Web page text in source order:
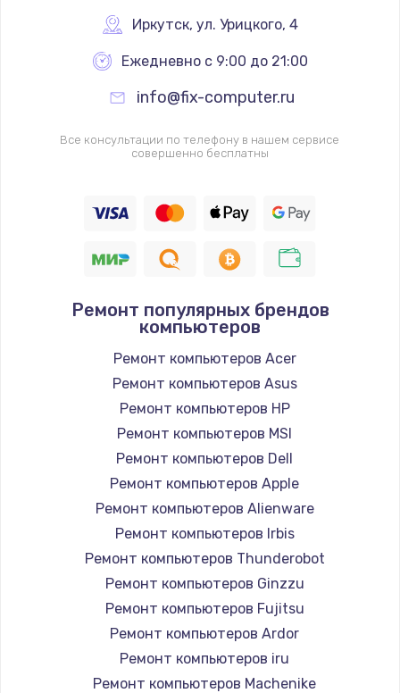
Иркутск, ул. Урицкого, 4
Ежедневно с 9:00 до 21:00
info@fix-computer.ru
Все консультации по телефону в нашем сервисе
совершенно бесплатны
Ремонт популярных брендов
компьютеров
Ремонт компьютеров Acer
Ремонт компьютеров Asus
Ремонт компьютеров HP
Ремонт компьютеров MSI
Ремонт компьютеров Dell
Ремонт компьютеров Apple
Ремонт компьютеров Alienware
Ремонт компьютеров Irbis
Ремонт компьютеров Thunderobot
Ремонт компьютеров Ginzzu
Ремонт компьютеров Fujitsu
Ремонт компьютеров Ardor
Ремонт компьютеров iru
Ремонт компьютеров Machenike